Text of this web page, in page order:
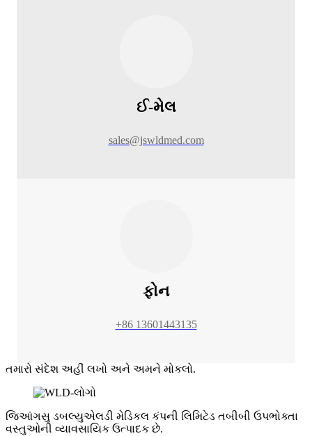
ઈ-મેલ
sales@jswldmed.com
ફોન
+86 13601443135
તમારો સંદેશ અહીં લખો અને અમને મોકલો.
જિઆંગસુ ડબલ્યુએલડી મેડિકલ કંપની લિમિટેડ તબીબી ઉપભોક્તા
વસ્તુઓની વ્યાવસાયિક ઉત્પાદક છે.